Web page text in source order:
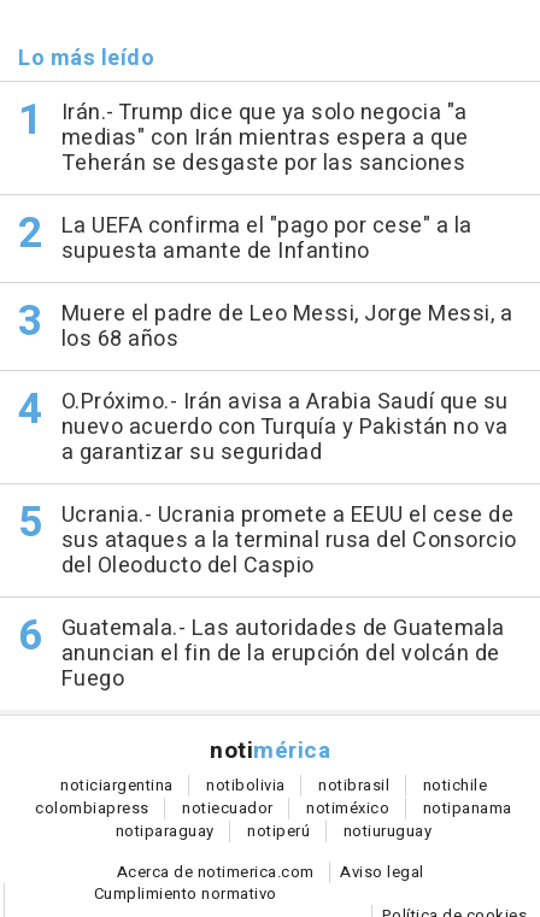
Lo más leído
Irán.- Trump dice que ya solo negocia "a
medias" con Irán mientras espera a que
Teherán se desgaste por las sanciones
La UEFA confirma el "pago por cese" a la
supuesta amante de Infantino
Muere el padre de Leo Messi, Jorge Messi, a
los 68 años
O.Próximo.- Irán avisa a Arabia Saudí que su
nuevo acuerdo con Turquía y Pakistán no va
a garantizar su seguridad
Ucrania.- Ucrania promete a EEUU el cese de
sus ataques a la terminal rusa del Consorcio
del Oleoducto del Caspio
Guatemala.- Las autoridades de Guatemala
anuncian el fin de la erupción del volcán de
Fuego
notimérica
noticiargentina notibolivia notibrasil notichile
colombiapress notiecuador notiméxico notipanama
notiparaguay notiperú notiuruguay
Acerca de notimerica.com
Aviso legal
Cumplimiento normativo